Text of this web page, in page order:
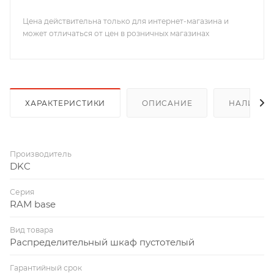
Цена действительна только для интернет-магазина и
может отличаться от цен в розничных магазинах
ХАРАКТЕРИСТИКИ ОПИСАНИЕ НАЛИЧИЕ
Производитель
DKC
Серия
RAM base
Вид товара
Распределительный шкаф пустотелый
Гарантийный срок